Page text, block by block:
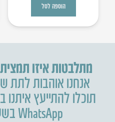
הוספה לסל
מתלבטות איזו
אנחנו אוהבות לתת
תוכלו להתייעץ איתנו
WhatsApp בשעות הפעילות.